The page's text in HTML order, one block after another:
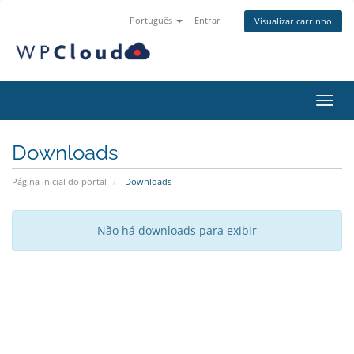
Português Entrar Visualizar carrinho
Downloads
Página inicial do portal Downloads
Não há downloads para exibir